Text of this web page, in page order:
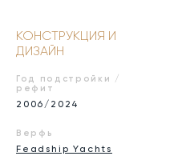
КОНСТРУКЦИЯ И
ДИЗАЙН
Год подстройки /
рефит
2006/2024
Верфь
Feadship Yachts